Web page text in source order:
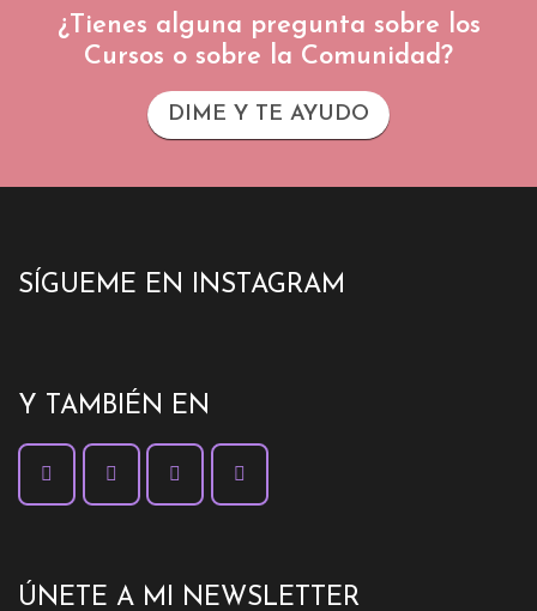
¿Tienes alguna pregunta sobre los
Cursos o sobre la Comunidad?
DIME Y TE AYUDO
SÍGUEME EN INSTAGRAM
Y TAMBIÉN EN
ÚNETE A MI NEWSLETTER